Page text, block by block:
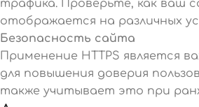
трафика. Проверьте, как ваш
отображается на различных
Безопасность сайта
Применение HTTPS является
для повышения доверия
также учитывает это при